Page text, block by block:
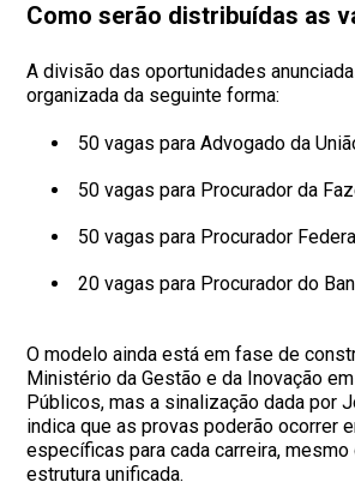
Como serão distribuídas as
A divisão das oportunidades
organizada da seguinte forma:
50 vagas para Advogado da
50 vagas para Procurador da
50 vagas para Procurador
20 vagas para Procurador do
O modelo ainda está em fase de
Ministério da Gestão e da Inovação
Públicos, mas a sinalização dada por
indica que as provas poderão ocorrer
específicas para cada carreira, mesmo
estrutura unificada.